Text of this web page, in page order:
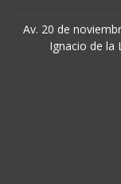
Av. 20 de
Ignacio de la